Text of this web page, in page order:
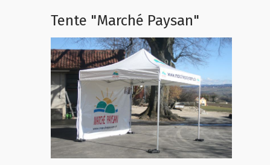
Tente "Marché Paysan"